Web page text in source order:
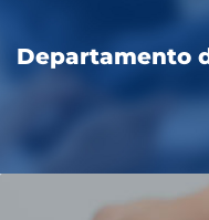
Departamento